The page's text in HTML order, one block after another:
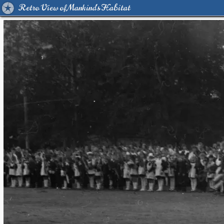
Retro View of Mankind's Habitat